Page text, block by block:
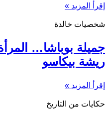
إقرأ المزيد »
شخصيات خالدة
جميلة بوباشا…
ريشة بيكاسو
إقرأ المزيد »
حكايات من التاريخ